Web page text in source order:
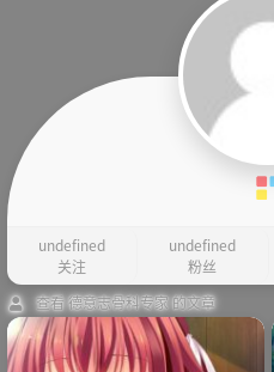
undefined
关注
undefined
粉丝
查看 德意志骨科专家 的文章